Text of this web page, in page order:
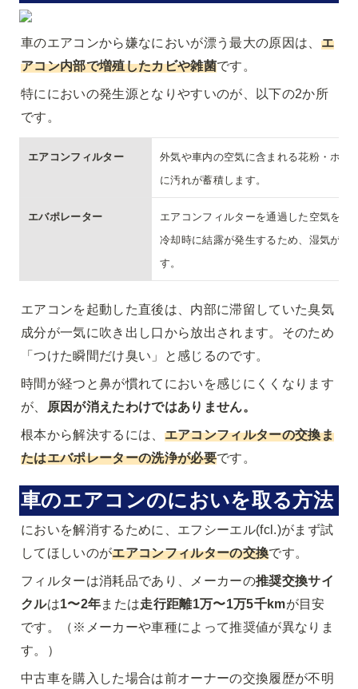
車のエアコンから嫌なにおいが漂う最大の原因は、 エ
アコン内部で増殖したカビや雑菌です。
特ににおいの発生源となりやすいのが、以下の2か所
です。
エアコンフィルター
外気や車内の空気に含まれる花粉・ホコ
に汚れが蓄積します。
エバポレーター
エアコンフィルターを通過した空気を冷
冷却時に結露が発生するため、湿気がこ
す。
エアコンを起動した直後は、内部に滞留していた臭気
成分が一気に吹き出し口から放出されます。そのため
「つけた瞬間だけ臭い」と感じるのです。
時間が経つと鼻が慣れてにおいを感じにくくなります
が、
原因が消えたわけではありません。
根本から解決するには、 エアコンフィルターの交換ま
たはエバポレーターの洗浄が必要です。
車のエアコンのにおいを取る方法
においを解消するために、エフシーエル(fcl.)がまず試
してほしいのがエアコンフィルターの交換です。
フィルターは消耗品であり、メーカーの推奨交換サイ
クルは1〜2年または走行距離1万〜1万5千kmが目安
です。（ ※メーカーや車種によって推奨値が異なりま
す。
）
中古車を購入した場合は前オーナーの交換履歴が不明